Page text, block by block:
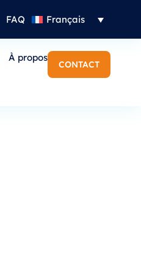
FAQ Français
À propos
CONTACT